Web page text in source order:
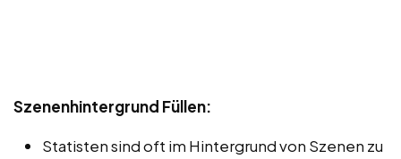
Szenenhintergrund Füllen:
Statisten sind oft im Hintergrund von Szenen zu